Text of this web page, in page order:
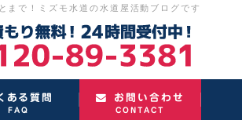
まで！ ミズモ水道の水道屋活動ブログです
ある質問
FAQ
お問い合わせ
CONTACT